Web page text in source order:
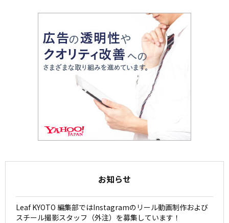
お知らせ
Leaf KYOTO 編集部ではInstagramのリール動画制作および
スチール撮影スタッフ（外注）を募集しています！